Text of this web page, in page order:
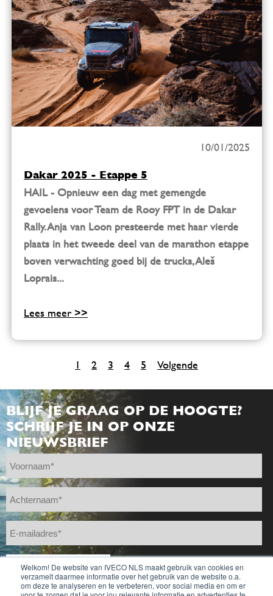
Welkom! De website van IVECO NLS maakt gebruik van cookies en
verzamelt daarmee informatie over het gebruik van de website o.a.
om deze te analyseren en te verbeteren, voor social media en om er
10/01/2025
Dakar 2025 - Etappe 5
HAIL - Opnieuw een dag met gemengde
gevoelens voor Team de Rooy FPT in de Dakar
Rally. Anja van Loon presteerde met haar vierde
plaats in het tweede deel van de marathon etappe
boven verwachting goed bij de trucks, Aleš
Loprais...
Lees meer >>
1 2 3 4 5 Volgende
BLIJF JE GRAAG OP DE HOOGTE?
SCHRIJF JE IN OP ONZE
NIEUWSBRIEF